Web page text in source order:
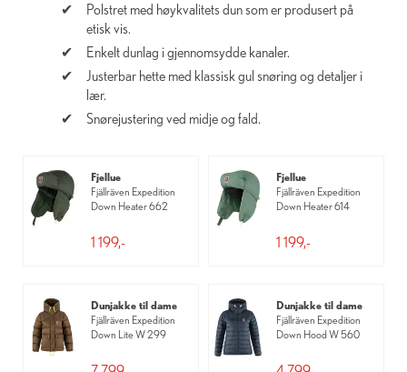
Polstret med høykvalitets dun som er produsert på
etisk vis.
Enkelt dunlag i gjennomsydde kanaler.
Justerbar hette med klassisk gul snøring og detaljer i
lær.
Snørejustering ved midje og fald.
Fjellue
Fjällräven Expedition
Down Heater 662
1 199,-
Fjellue
Fjällräven Expedition
Down Heater 614
1 199,-
Dunjakke til dame
Fjällräven Expedition
Down Lite W 299
Dunjakke til dame
Fjällräven Expedition
Down Hood W 560